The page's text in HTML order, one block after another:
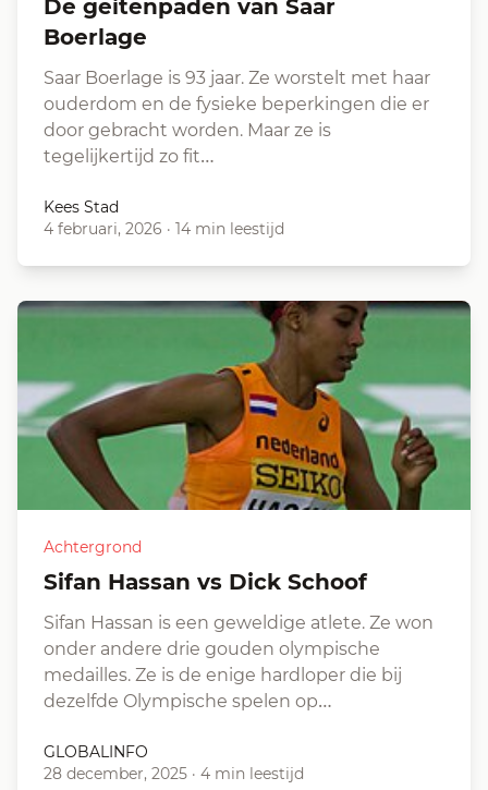
De geitenpaden van Saar
Boerlage
Saar Boerlage is 93 jaar. Ze worstelt met haar
ouderdom en de fysieke beperkingen die er
door gebracht worden. Maar ze is
tegelijkertijd zo fit…
Kees Stad
4 februari, 2026 · 14 min leestijd
Achtergrond
Sifan Hassan vs Dick Schoof
Sifan Hassan is een geweldige atlete. Ze won
onder andere drie gouden olympische
medailles. Ze is de enige hardloper die bij
dezelfde Olympische spelen op…
GLOBALINFO
28 december, 2025 · 4 min leestijd